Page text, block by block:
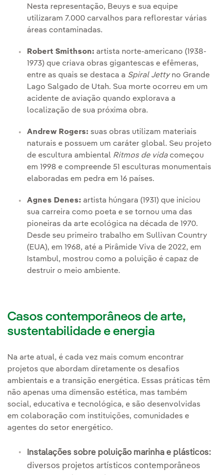
Nesta representação, Beuys e sua equipe
utilizaram 7.000 carvalhos para reflorestar várias
áreas contaminadas.
Robert Smithson: artista norte-americano (1938-
1973) que criava obras gigantescas e efêmeras,
entre as quais se destaca a Spiral Jettyno Grande
Lago Salgado de Utah. Sua morte ocorreu em um
acidente de aviação quando explorava a
localização de sua próxima obra.
Andrew Rogers: suas obras utilizam materiais
naturais e possuem um caráter global. Seu projeto
de escultura ambiental Ritmos de vida começou
em 1998 e compreende 51 esculturas monumentais
elaboradas em pedra em 16 países.
Agnes Denes: artista húngara (1931) que iniciou
sua carreira como poeta e se tornou uma das
pioneiras da arte ecológica na década de 1970.
Desde seu primeiro trabalho em Sullivan Country
(EUA), em 1968, até a Pirâmide Viva de 2022, em
Istambul, mostrou como a poluição é capaz de
destruir o meio ambiente.
Casos contemporâneos de arte,
sustentabilidade e energia
Na arte atual, é cada vez mais comum encontrar
projetos que abordam diretamente os desafios
ambientais e a transição energética. Essas práticas têm
não apenas uma dimensão estética, mas também
social, educativa e tecnológica, e são desenvolvidas
em colaboração com instituições, comunidades e
agentes do setor energético.
Instalações sobre poluição marinha e plásticos:
diversos projetos artísticos contemporâneos